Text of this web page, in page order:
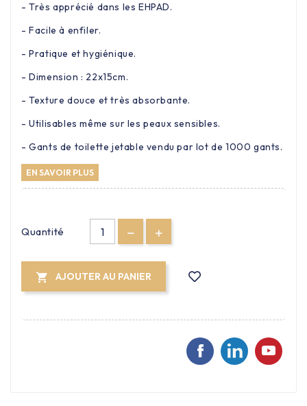
- Très apprécié dans les EHPAD.
- Facile à enfiler.
- Pratique et hygiénique.
- Dimension : 22x15cm.
- Texture douce et très absorbante.
- Utilisables même sur les peaux sensibles.
- Gants de toilette jetable vendu par lot de 1000 gants.
EN SAVOIR PLUS
Quantité
 AJOUTER AU PANIER